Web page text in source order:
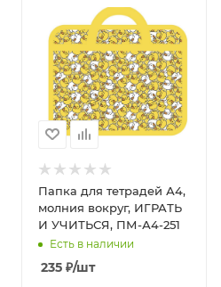
Папка для тетрадей А4,
молния вокруг, ИГРАТЬ
И УЧИТЬСЯ, ПМ-А4-251
Есть в наличии
235 ₽/шт